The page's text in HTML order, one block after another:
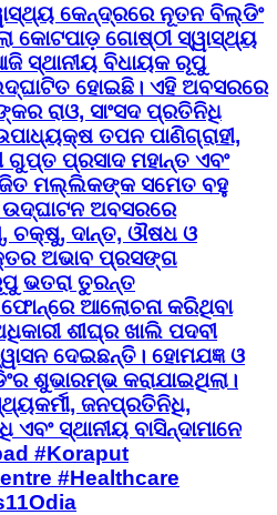
କେନ୍ଦ୍ରରେ ନୂତନ ବିଲ୍ଡିଂ
କୋଟପାଡ଼ ଗୋଷ୍ଠୀ ସ୍ୱାସ୍ଥ୍ୟ
ସ୍ଥାନୀୟ ବିଧାୟକ ରୂପୁ
ହୋଇଛି। ଏହି ଅବସରରେ
ରାଓ, ସାଂସଦ ପ୍ରତିନିଧି
ତପନ ପାଣିଗ୍ରାହୀ,
ଗୁପ୍ତ ପ୍ରସାଦ ମହାନ୍ତ ଏବଂ
ମଲ୍ଲିକଙ୍କ ସମେତ ବହୁ
ଅବସରରେ
ଚକ୍ଷୁ, ଦାନ୍ତ, ଔଷଧ ଓ
ଅଭାବ ପ୍ରସଙ୍ଗ
ଭତରା ତୁରନ୍ତ
ଆଲୋଚନା କରିଥିବା
ଶୀଘ୍ର ଖାଲି ପଦବୀ
ଦେଇଛନ୍ତି। ହୋମଯଜ୍ଞ ଓ
ଶୁଭାରମ୍ଭ କରାଯାଇଥିଲା।
ଜନପ୍ରତିନିଧି,
ସ୍ଥାନୀୟ ବାସିନ୍ଦାମାନେ
#Koraput
#Healthcare